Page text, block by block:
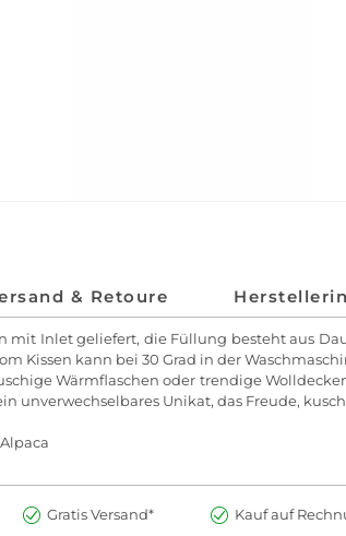
& Retoure
mit Inlet geliefert, die Füllung besteht aus
Kissen kann bei 30 Grad in der
Wärmflaschen oder trendige
unverwechselbares Unikat, das Freude,
Gratis Versand* Kauf auf